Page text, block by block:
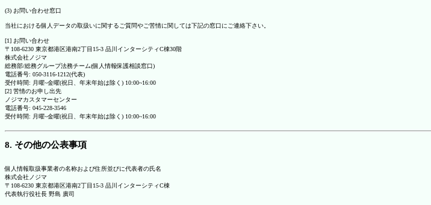
(3) お問い合わせ窓口
当社における個人データの取扱いに関するご質問やご苦情に関しては下記の窓口にご連絡下さい。
[1] お問い合わせ
〒108-6230 東京都港区港南2丁目15-3 品川インターシティC棟30階
株式会社ノジマ
総務部/総務グループ法務チーム(個人情報保護相談窓口)
電話番号: 050-3116-1212(代表)
受付時間: 月曜~金曜(祝日、年末年始は除く) 10:00~16:00
[2] 苦情のお申し出先
ノジマカスタマーセンター
電話番号: 045-228-3546
受付時間: 月曜~金曜(祝日、年末年始は除く) 10:00~16:00
8. その他の公表事項
個人情報取扱事業者の名称および住所並びに代表者の氏名
株式会社ノジマ
〒108-6230 東京都港区港南2丁目15-3 品川インターシティC棟
代表執行役社長 野島 廣司